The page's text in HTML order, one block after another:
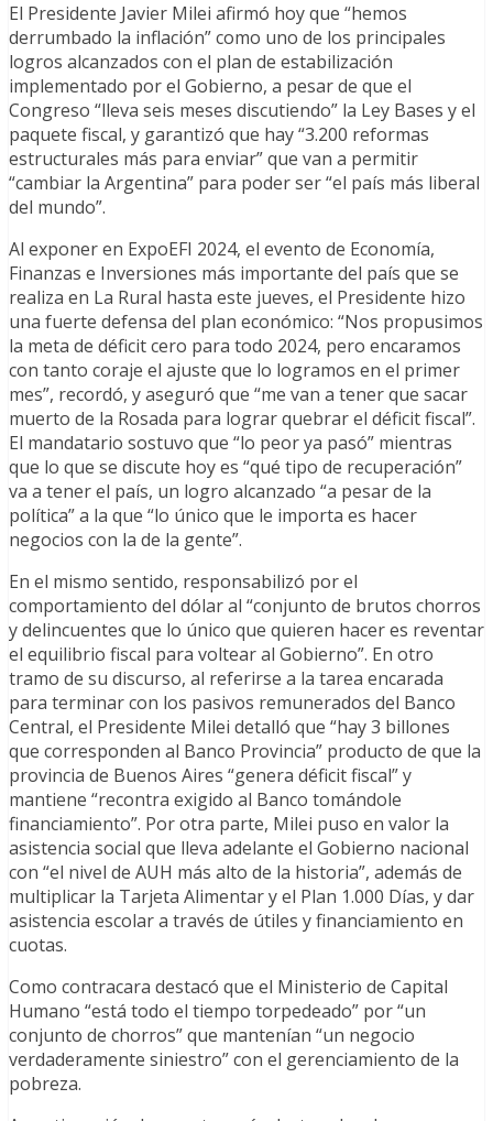
El Presidente Javier Milei afirmó hoy que “hemos
derrumbado la inflación” como uno de los principales
logros alcanzados con el plan de estabilización
implementado por el Gobierno, a pesar de que el
Congreso “lleva seis meses discutiendo” la Ley Bases y el
paquete fiscal, y garantizó que hay “3.200 reformas
estructurales más para enviar” que van a permitir
“cambiar la Argentina” para poder ser “el país más liberal
del mundo”.
Al exponer en ExpoEFI 2024, el evento de Economía,
Finanzas e Inversiones más importante del país que se
realiza en La Rural hasta este jueves, el Presidente hizo
una fuerte defensa del plan económico: “Nos propusimos
la meta de déficit cero para todo 2024, pero encaramos
con tanto coraje el ajuste que lo logramos en el primer
mes”, recordó, y aseguró que “me van a tener que sacar
muerto de la Rosada para lograr quebrar el déficit fiscal”.
El mandatario sostuvo que “lo peor ya pasó” mientras
que lo que se discute hoy es “qué tipo de recuperación”
va a tener el país, un logro alcanzado “a pesar de la
política” a la que “lo único que le importa es hacer
negocios con la de la gente”.
En el mismo sentido, responsabilizó por el
comportamiento del dólar al “conjunto de brutos chorros
y delincuentes que lo único que quieren hacer es reventar
el equilibrio fiscal para voltear al Gobierno”. En otro
tramo de su discurso, al referirse a la tarea encarada
para terminar con los pasivos remunerados del Banco
Central, el Presidente Milei detalló que “hay 3 billones
que corresponden al Banco Provincia” producto de que la
provincia de Buenos Aires “genera déficit fiscal” y
mantiene “recontra exigido al Banco tomándole
financiamiento”. Por otra parte, Milei puso en valor la
asistencia social que lleva adelante el Gobierno nacional
con “el nivel de AUH más alto de la historia”, además de
multiplicar la Tarjeta Alimentar y el Plan 1.000 Días, y dar
asistencia escolar a través de útiles y financiamiento en
cuotas.
Como contracara destacó que el Ministerio de Capital
Humano “está todo el tiempo torpedeado” por “un
conjunto de chorros” que mantenían “un negocio
verdaderamente siniestro” con el gerenciamiento de la
pobreza.